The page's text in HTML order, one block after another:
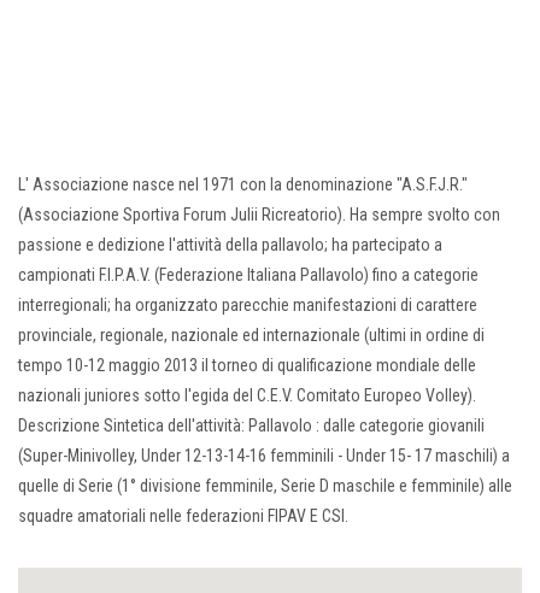
L' Associazione nasce nel 1971 con la denominazione "A.S.F.J.R."
(Associazione Sportiva Forum Julii Ricreatorio). Ha sempre svolto con
passione e dedizione l'attività della pallavolo; ha partecipato a
campionati F.I.P.A.V. (Federazione Italiana Pallavolo) fino a categorie
interregionali; ha organizzato parecchie manifestazioni di carattere
provinciale, regionale, nazionale ed internazionale (ultimi in ordine di
tempo 10-12 maggio 2013 il torneo di qualificazione mondiale delle
nazionali juniores sotto l'egida del C.E.V. Comitato Europeo Volley).
Descrizione Sintetica dell'attività: Pallavolo : dalle categorie giovanili
(Super-Minivolley, Under 12-13-14-16 femminili - Under 15- 17 maschili) a
quelle di Serie (1° divisione femminile, Serie D maschile e femminile) alle
squadre amatoriali nelle federazioni FIPAV E CSI.